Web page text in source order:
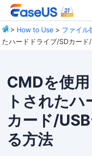
> How to Use > ファイル
たハードドライブ/SDカー
CMDを使
トされた
カード/
る方法